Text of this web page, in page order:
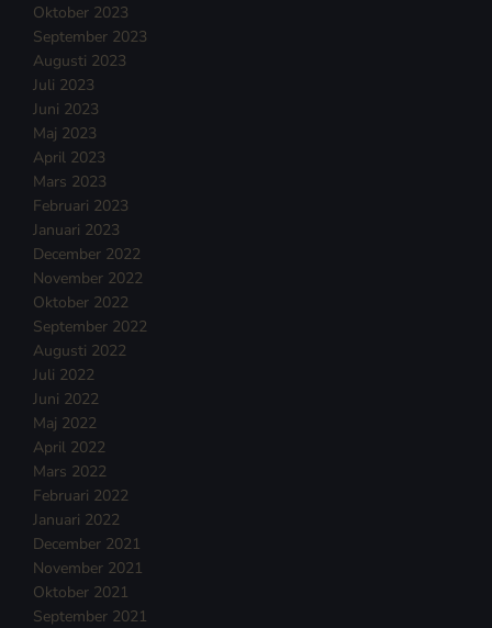
Oktober 2023
September 2023
Augusti 2023
Juli 2023
Juni 2023
Maj 2023
April 2023
Mars 2023
Februari 2023
Januari 2023
December 2022
November 2022
Oktober 2022
September 2022
Augusti 2022
Juli 2022
Juni 2022
Maj 2022
April 2022
Mars 2022
Februari 2022
Januari 2022
December 2021
November 2021
Oktober 2021
September 2021